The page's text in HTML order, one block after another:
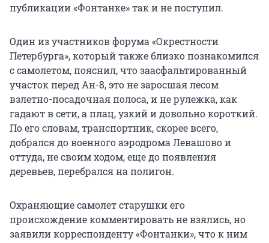
публикации «Фонтанке» так и не поступил.
Один из участников форума «Окрестности
Петербурга», который также близко познакомился
с самолетом, пояснил, что заасфальтированный
участок перед Ан-8, это не заросшая лесом
взлетно-посадочная полоса, и не рулежка, как
гадают в сети, а плац, узкий и довольно короткий.
По его словам, транспортник, скорее всего,
добрался до военного аэродрома Левашово и
оттуда, не своим ходом, еще до появления
деревьев, перебрался на полигон.
Охраняющие самолет старушки его
происхождение комментировать не взялись, но
заявили корреспонденту «Фонтанки», что к ним